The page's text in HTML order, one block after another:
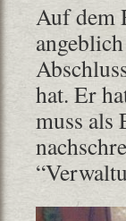
Auf dem
hat. Er
muss als